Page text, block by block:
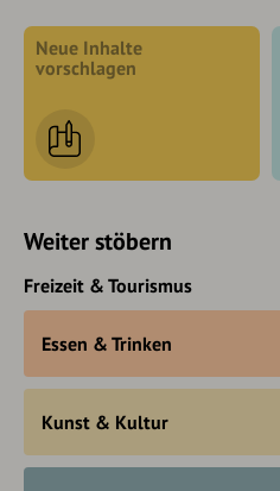
Neue Inhalte
vorschlagen
Weiter stöbern
Freizeit & Tourismus
Essen & Trinken
Kunst & Kultur